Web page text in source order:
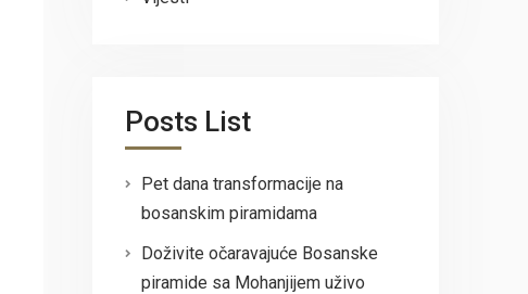
Posts List
Pet dana transformacije na
bosanskim piramidama
Doživite očaravajuće Bosanske
piramide sa Mohanjijem uživo